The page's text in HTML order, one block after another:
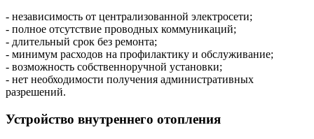
- независимость от централизованной электросети;
- полное отсутствие проводных коммуникаций;
- длительный срок без ремонта;
- минимум расходов на профилактику и обслуживание;
- возможность собственноручной установки;
- нет необходимости получения административных
разрешений.
Устройство внутреннего отопления